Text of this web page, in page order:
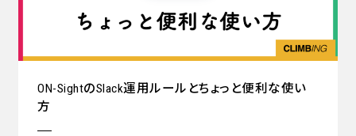
ON-SightのSlack運用ルールとちょっと便利な使い
方